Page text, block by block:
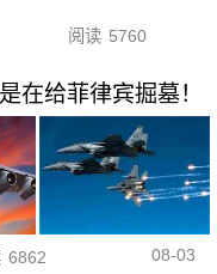
阅读 5760
在给菲律宾掘墓！
6862 08-03